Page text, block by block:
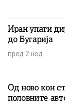
Иран упати
до Бугарија
пред 2 нед.
Од ново кон
половните